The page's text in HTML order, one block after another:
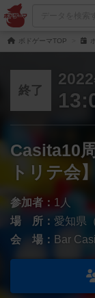
ボドゲーマTOP
終了
2022
Casita10
トリテ会
参加者： 1人
場 所： 愛知県
会 場： Bar